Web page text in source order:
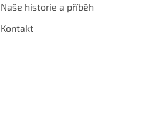
Naše historie a příběh
Kontakt